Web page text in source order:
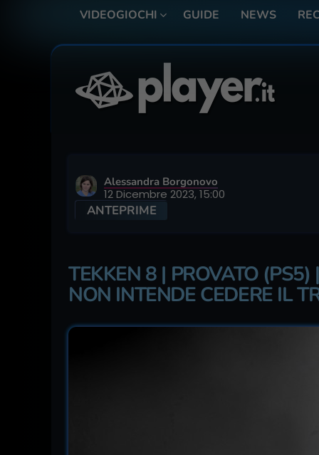
VIDEOGIOCHI GUIDE NEWS
Alessandra Borgonovo
12 Dicembre 2023, 15:00
ANTEPRIME
TEKKEN 8 | PROVATO
NON INTENDE CEDERE IL